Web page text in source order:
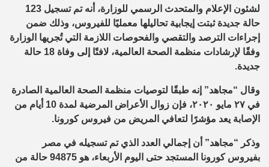
لشئون الإعلام والمتحدث الرسمي للوزارة، أنه تم تسجيل 123
حالة جديدة ثبتت إيجابية تحاليلها معمليًا للفيروس، وذلك ضمن
إجراءات الترصد والتقصي والفحوصات اللازمة التي تُجريها الوزارة
وفقًا لإرشادات منظمة الصحة العالمية، لافتًا إلى وفاة 18 حالة
جديدة.
وقال “مجاهد” إنه طبقًا لتوصيات منظمة الصحة العالمية الصادرة
في ٢٧ مايو ٢٠٢٠، فإن زوال الأعراض المرضية لمدة 10 أيام من
الإصابة يعد مؤشرًا لتعافي المريض من فيروس كورونا.
وذكر “مجاهد” أن إجمالي العدد الذي تم تسجيله في مصر
بفيروس كورونا المستجد حتى اليوم الأربعاء، هو 94875 حالة من